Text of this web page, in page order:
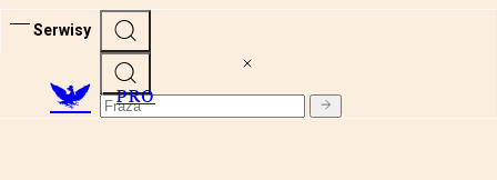
Serwisy
PRO